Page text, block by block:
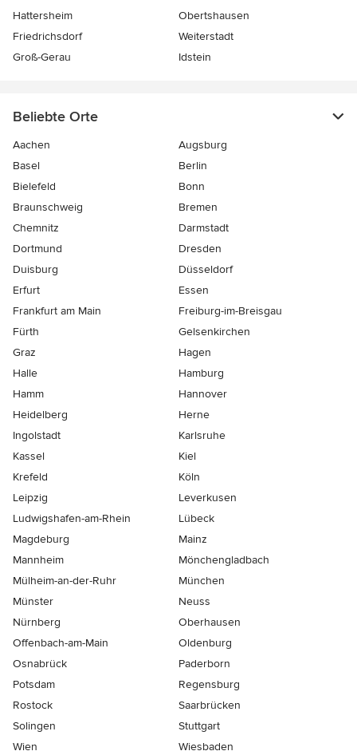
Hattersheim
Obertshausen
Friedrichsdorf
Weiterstadt
Groß-Gerau
Idstein
Beliebte Orte
Aachen
Augsburg
Basel
Berlin
Bielefeld
Bonn
Braunschweig
Bremen
Chemnitz
Darmstadt
Dortmund
Dresden
Duisburg
Düsseldorf
Erfurt
Essen
Frankfurt am Main
Freiburg-im-Breisgau
Fürth
Gelsenkirchen
Graz
Hagen
Halle
Hamburg
Hamm
Hannover
Heidelberg
Herne
Ingolstadt
Karlsruhe
Kassel
Kiel
Krefeld
Köln
Leipzig
Leverkusen
Ludwigshafen-am-Rhein
Lübeck
Magdeburg
Mainz
Mannheim
Mönchen­gladbach
Mülheim-an-der-Ruhr
München
Münster
Neuss
Nürnberg
Oberhausen
Offenbach-am-Main
Oldenburg
Osnabrück
Paderborn
Potsdam
Regensburg
Rostock
Saarbrücken
Solingen
Stuttgart
Wien
Wiesbaden